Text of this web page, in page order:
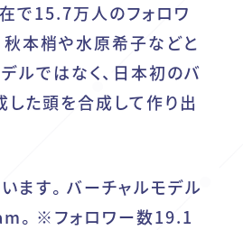
で15.7万人のフォロワ
秋本梢や水原希子などと
ルではなく、日本初のバ
た頭を合成して作り出
ます。バーチャルモデル
。※フォロワー数19.1